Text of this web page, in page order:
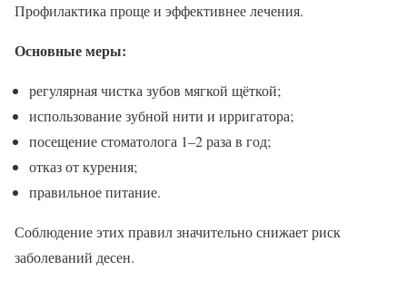
Профилактика проще и эффективнее лечения.
Основные меры:
регулярная чистка зубов мягкой щёткой;
использование зубной нити и ирригатора;
посещение стоматолога 1–2 раза в год;
отказ от курения;
правильное питание.
Соблюдение этих правил значительно снижает риск
заболеваний десен.